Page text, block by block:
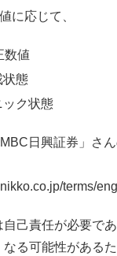
に応じて、
数値
態
ク状態
日興証券」さ
terms/
己責任が必要で
なる可能性がある